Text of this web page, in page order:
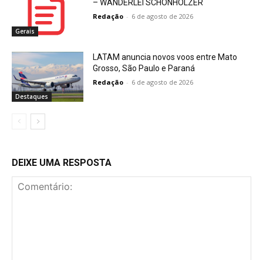
Gerais
– WANDERLEI SCHONHOLZER
Redação - 6 de agosto de 2026
Destaques
LATAM anuncia novos voos entre Mato
Grosso, São Paulo e Paraná
Redação - 6 de agosto de 2026
DEIXE UMA RESPOSTA